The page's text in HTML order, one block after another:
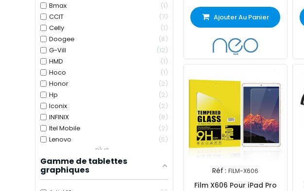
Bmax
1
CCIT
7
Celly
1
Doogee
8
G-Vill
12
HMD
1
Hoco
1
Honor
2
Hp
2
Iconix
2
INFINIX
8
Itel Mobile
2
Lenovo
5
plus...
Gamme de tablettes
graphiques
Ajouter Au Panier
Réf : FILM-X606
Film X606 Pour iPad Pro